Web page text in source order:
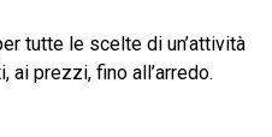
tutte le scelte di un’attività
prezzi, fino all’arredo.